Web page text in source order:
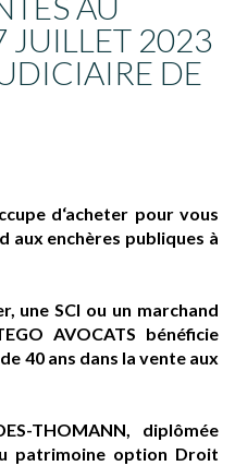
JUILLET 2023
DE
d‘acheter pour vous
aux enchères publiques à
une SCI ou un marchand
AVOCATS bénéficie
40 ans dans la vente aux
THOMANN, diplômée
patrimoine option Droit